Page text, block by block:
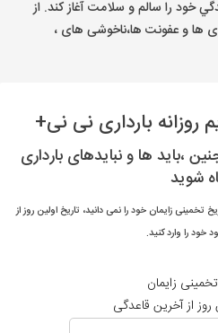
خود را سالم و سلامت آغاز کند. از
ها و عفونت ها،‌ناخوشی های ،
روزانه بارداری نی نی+
،باید ها و نبایدهای بارداری
شوید
تخمینی زایمان خود را نمی دانید، تاریخ اولین روز از
خود را وارد کنید.
زایمان
روز از آخرین قاعدگی